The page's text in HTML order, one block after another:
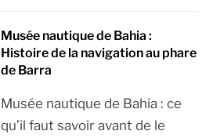
Musée nautique de Bahia :
Histoire de la navigation au phare
de Barra
Musée nautique de Bahia : ce
qu’il faut savoir avant de le